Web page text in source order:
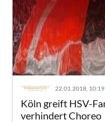
22.01.2018,
Köln greift HSV-
verhindert Choreo